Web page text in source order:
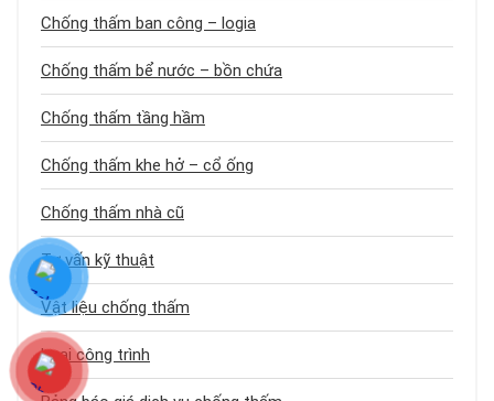
Chống thấm ban công – logia
Chống thấm bể nước – bồn chứa
Chống thấm tầng hầm
Chống thấm khe hở – cổ ống
Chống thấm nhà cũ
Tư vấn kỹ thuật
Vật liệu chống thấm
Loại công trình